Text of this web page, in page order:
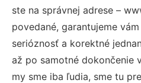
ste na správnej adrese –
povedané, garantujeme
serióznosť a korektné
až po samotné dokončenie
my sme iba ľudia, sme tu